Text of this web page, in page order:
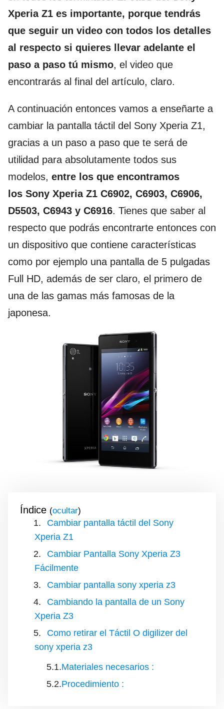
Xperia Z1 es importante, porque tendrás
que seguir un video con todos los detalles
al respecto si quieres llevar adelante el
paso a paso tú mismo, el video que
encontrarás al final del artículo, claro.
A continuación entonces vamos a enseñarte a
cambiar la pantalla táctil del Sony Xperia Z1,
gracias a un paso a paso que te será de
utilidad para absolutamente todos sus
modelos, entre los que encontramos
los Sony Xperia Z1 C6902, C6903, C6906,
D5503, C6943 y C6916. Tienes que saber al
respecto que podrás encontrarte entonces con
un dispositivo que contiene características
como por ejemplo una pantalla de 5 pulgadas
Full HD, además de ser claro, el primero de
una de las gamas más famosas de la
japonesa.
Índice ( )
Cambiar pantalla táctil del Sony
Xperia Z1
Cambiar Pantalla Sony Xperia Z3
Fácilmente
Cambiar pantalla sony xperia z3
Cambiando la pantalla de un Sony
Xperia Z3
Como retirar el Táctil O digilizer del
sony xperia z3
Materiales necesarios :
Procedimiento :